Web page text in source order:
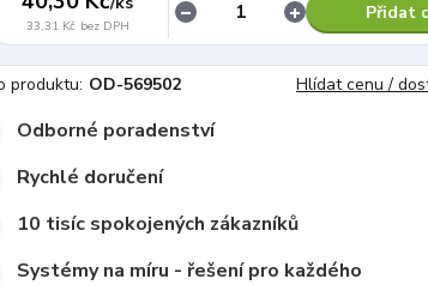
33,31 Kč bez DPH
Přidat
produktu: OD-569502 Hlídat cenu /
Odborné poradenství
Rychlé doručení
10 tisíc spokojených zákazníků
Systémy na míru - řešení pro každého